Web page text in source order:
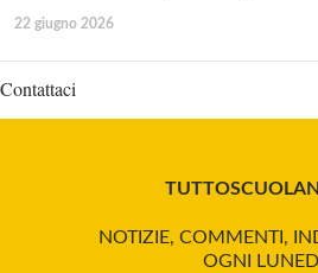
22 giugno 2026
Contattaci
NOTIZIE, COMMENTI,
OGNI LUNEDÌ